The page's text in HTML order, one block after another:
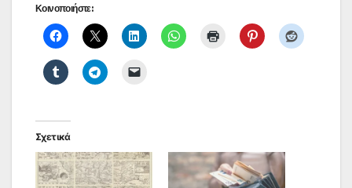
Κοινοποιήστε:
Σχετικά